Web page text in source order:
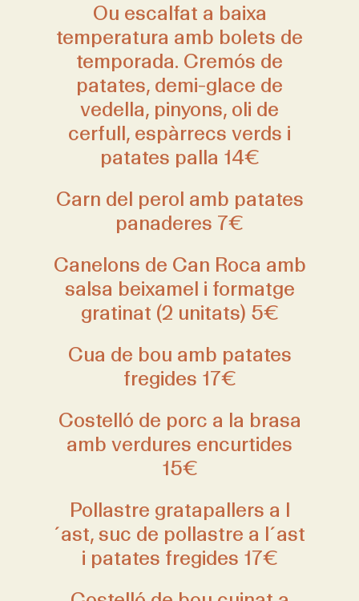
Ou escalfat a baixa
temperatura amb bolets de
temporada. Cremós de
patates, demi-glace de
vedella, pinyons, oli de
cerfull, espàrrecs verds i
patates palla 14€
Carn del perol amb patates
panaderes 7€
Canelons de Can Roca amb
salsa beixamel i formatge
gratinat (2 unitats) 5€
Cua de bou amb patates
fregides 17€
Costelló de porc a la brasa
amb verdures encurtides
15€
Pollastre gratapallers a l
´ast, suc de pollastre a l´ast
i patates fregides 17€